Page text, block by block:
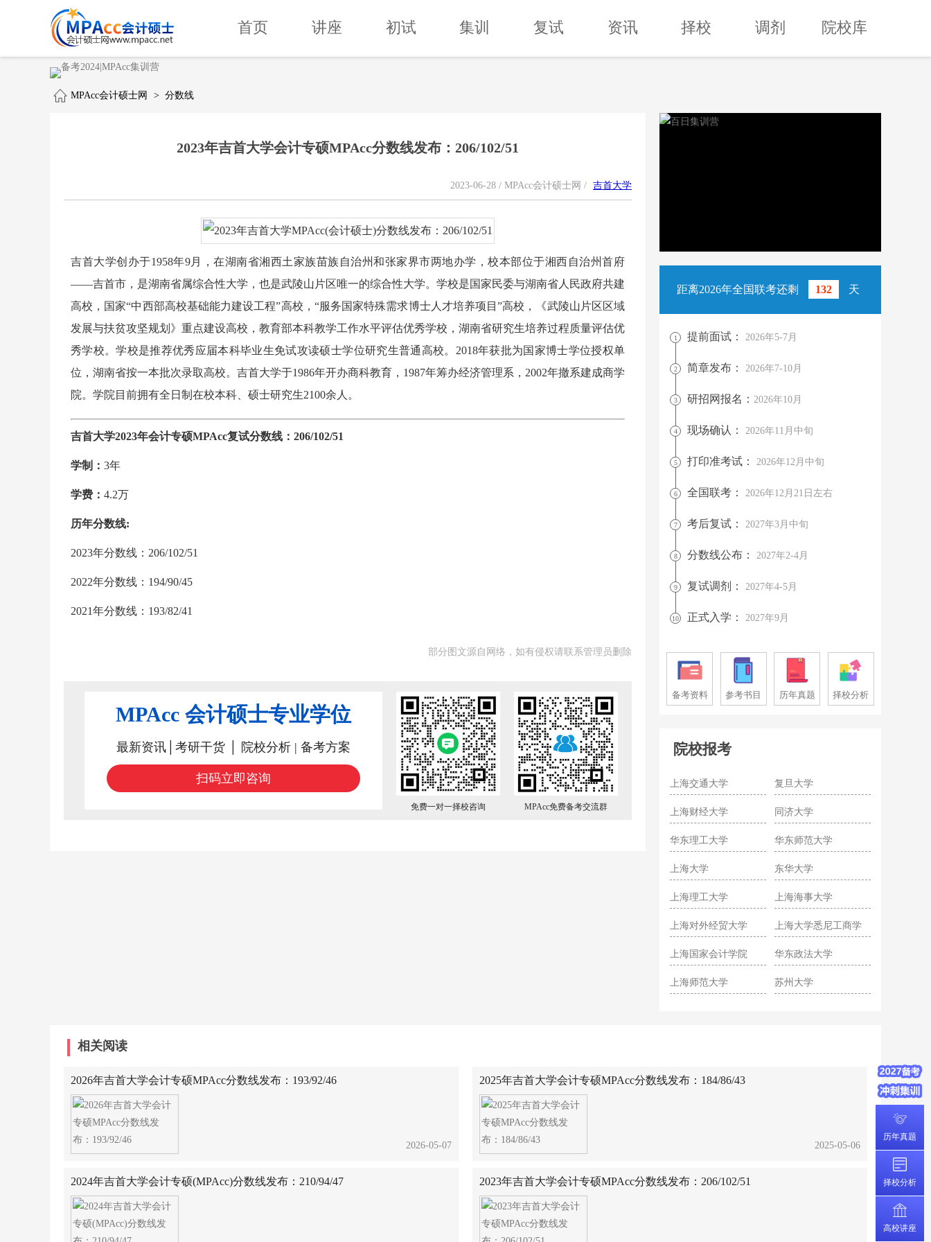
首页 讲座 初试 集训 复试 资讯 择校 调剂 院校库
MPAcc会计硕士网 > 分数线
2023年吉首大学会计专硕MPAcc分数线发布：206/102/51
2023-06-28 / MPAcc会计硕士网 / 吉首大学
吉首大学创办于1958年9月，在湖南省湘西土家族苗族自治州和张家界市两地办学，校本部位于湘西自治州首府
——吉首市，是湖南省属综合性大学，也是武陵山片区唯一的综合性大学。学校是国家民委与湖南省人民政府共建
高校，国家“中西部高校基础能力建设工程”高校，“服务国家特殊需求博士人才培养项目”高校，《武陵山片区区域
发展与扶贫攻坚规划》重点建设高校，教育部本科教学工作水平评估优秀学校，湖南省研究生培养过程质量评估优
秀学校。学校是推荐优秀应届本科毕业生免试攻读硕士学位研究生普通高校。2018年获批为国家博士学位授权单
位，湖南省按一本批次录取高校。吉首大学于1986年开办商科教育，1987年筹办经济管理系，2002年撤系建成商学
院。学院目前拥有全日制在校本科、硕士研究生2100余人。
吉首大学2023年会计专硕MPAcc复试分数线：206/102/51
学制： 3年
学费： 4.2万
历年分数线:
2023年分数线：206/102/51
2022年分数线：194/90/45
2021年分数线：193/82/41
部分图文源自网络，如有侵权请联系管理员删除
MPAcc 会计硕士专业学位
最新资讯│考研干货 │ 院校分析 | 备考方案
扫码立即咨询
免费一对一择校咨询 MPAcc免费备考交流群
距离2026年全国联考还剩 132 天
1 提前面试： 2026年5-7月
2 简章发布： 2026年7-10月
3 研招网报名： 2026年10月
4 现场确认： 2026年11月中旬
5 打印准考试： 2026年12月中旬
6 全国联考： 2026年12月21日左右
7 考后复试： 2027年3月中旬
8 分数线公布： 2027年2-4月
9 复试调剂： 2027年4-5月
10 正式入学： 2027年9月
备考资料 参考书目 历年真题 择校分析
院校报考
上海交通大学 复旦大学
上海财经大学 同济大学
华东理工大学 华东师范大学
上海大学 东华大学
上海理工大学 上海海事大学
上海对外经贸大学
上海大学悉尼工商学
上海国家会计学院 华东政法大学
上海师范大学 苏州大学
相关阅读
2026年吉首大学会计专硕MPAcc分数线发布：193/92/46
2026-05-07
2025年吉首大学会计专硕MPAcc分数线发布：184/86/43
2025-05-06
2024年吉首大学会计专硕(MPAcc)分数线发布：210/94/47 2023年吉首大学会计专硕MPAcc分数线发布：206/102/51
历年真题
择校分析
高校讲座